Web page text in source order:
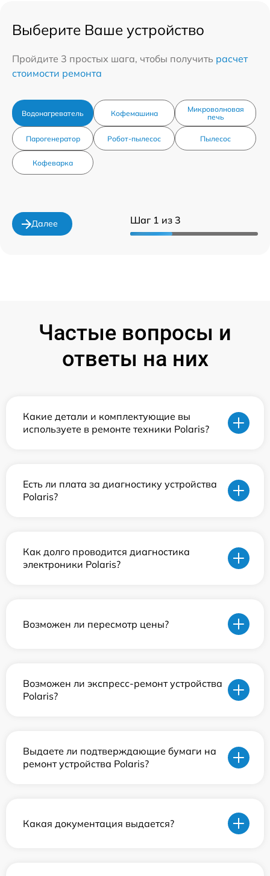
Шаг 1 из 3
Выберите Ваше устройство
Пройдите 3 простых шага, чтобы получить расчет
стоимости ремонта
Водонагреватель Кофемашина
Микроволновая
печь
Парогенератор Робот-пылесос Пылесос
Кофеварка
Далее
Частые вопросы и
ответы на них
Какие детали и комплектующие вы
используете в ремонте техники Polaris?
Есть ли плата за диагностику устройства
Polaris?
Как долго проводится диагностика
электроники Polaris?
Возможен ли пересмотр цены?
Возможен ли экспресс-ремонт устройства
Polaris?
Выдаете ли подтверждающие бумаги на
ремонт устройства Polaris?
Какая документация выдается?